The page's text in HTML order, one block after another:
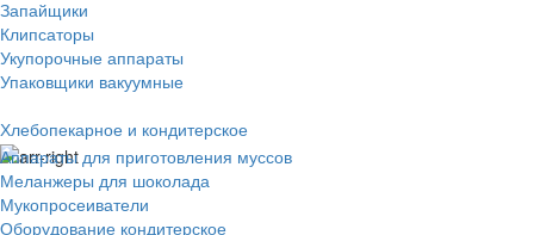
Запайщики
Клипсаторы
Укупорочные аппараты
Упаковщики вакуумные
Хлебопекарное и кондитерское
Аппараты для приготовления муссов
Меланжеры для шоколада
Мукопросеиватели
Оборудование кондитерское